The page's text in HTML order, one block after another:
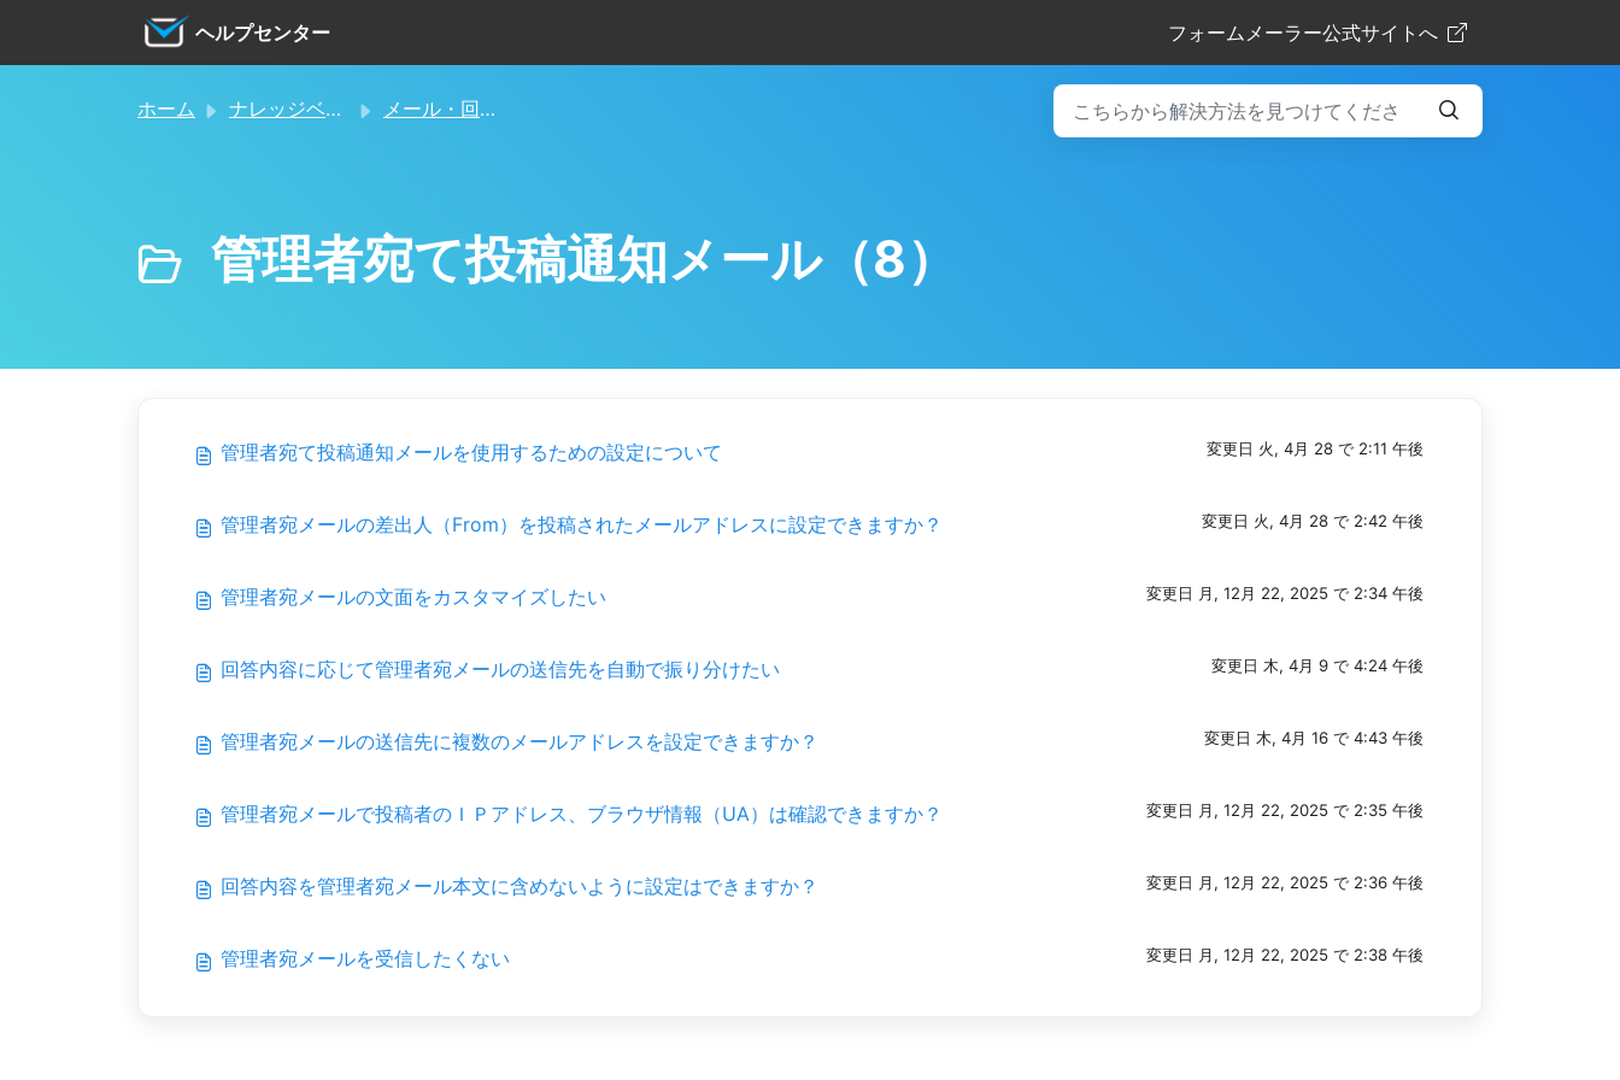
メインコンテンツに移動
ヘルプセンター
フォームメーラー公式サイトへ
ホーム ナレッジベース メール・回答データ・添付ファイル
管理者宛て投稿通知メール（8）
管理者宛て投稿通知メールを使用するための設定について 変更日 火, 4月 28 で 2:11 午後
管理者宛メールの差出人（From）を投稿されたメールアドレスに設定できますか？ 変更日 火, 4月 28 で 2:42 午後
管理者宛メールの文面をカスタマイズしたい 変更日 月, 12月 22, 2025 で 2:34 午後
回答内容に応じて管理者宛メールの送信先を自動で振り分けたい 変更日 木, 4月 9 で 4:24 午後
管理者宛メールの送信先に複数のメールアドレスを設定できますか？ 変更日 木, 4月 16 で 4:43 午後
管理者宛メールで投稿者のＩＰアドレス、ブラウザ情報（UA）は確認できますか？ 変更日 月, 12月 22, 2025 で 2:35 午後
回答内容を管理者宛メール本文に含めないように設定はできますか？ 変更日 月, 12月 22, 2025 で 2:36 午後
管理者宛メールを受信したくない 変更日 月, 12月 22, 2025 で 2:38 午後